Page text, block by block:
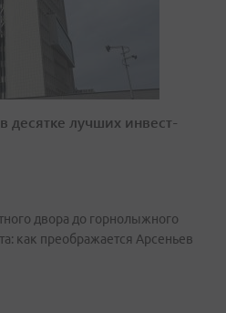
десятке лучших инвест-
двора до горнолыжного
как преображается Арсеньев